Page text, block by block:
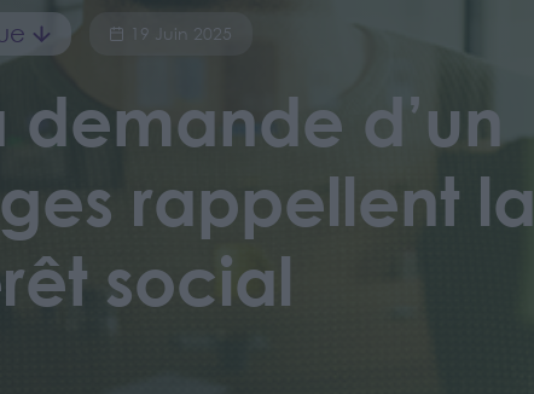
19 Juin 2025
d’un
rappellent la
social